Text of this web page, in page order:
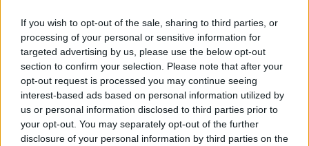
If you wish to opt-out of the sale, sharing to third parties, or
processing of your personal or sensitive information for
targeted advertising by us, please use the below opt-out
section to confirm your selection. Please note that after your
opt-out request is processed you may continue seeing
interest-based ads based on personal information utilized by
us or personal information disclosed to third parties prior to
your opt-out. You may separately opt-out of the further
disclosure of your personal information by third parties on the
Expert forum
Mesaje: 336 Aprecieri primite: 3.781 Puncte trofeu: 340
larisa_natasa
Începător forum, Feminin, 34, <
Mesaje:
Aprecieri primite: Puncte trofeu:
14 Feb 2017
-crokyyy1234-
Analist forum, Masculin
Mesaje: 576Aprecieri primite: 5.994 Puncte trofeu: 600